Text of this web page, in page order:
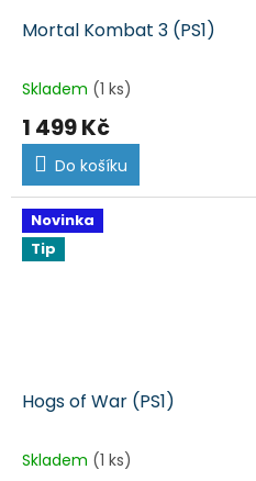
Mortal Kombat 3 (PS1)
Skladem (1 ks)
1 499 Kč
Do košíku
Novinka
Tip
Hogs of War (PS1)
Skladem (1 ks)